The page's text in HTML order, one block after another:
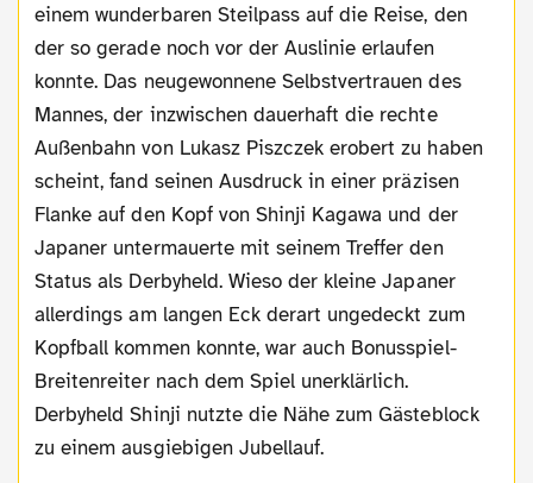
einem wunderbaren Steilpass auf die Reise, den
der so gerade noch vor der Auslinie erlaufen
konnte. Das neugewonnene Selbstvertrauen des
Mannes, der inzwischen dauerhaft die rechte
Außenbahn von Lukasz Piszczek erobert zu haben
scheint, fand seinen Ausdruck in einer präzisen
Flanke auf den Kopf von Shinji Kagawa und der
Japaner untermauerte mit seinem Treffer den
Status als Derbyheld. Wieso der kleine Japaner
allerdings am langen Eck derart ungedeckt zum
Kopfball kommen konnte, war auch Bonusspiel-
Breitenreiter nach dem Spiel unerklärlich.
Derbyheld Shinji nutzte die Nähe zum Gästeblock
zu einem ausgiebigen Jubellauf.